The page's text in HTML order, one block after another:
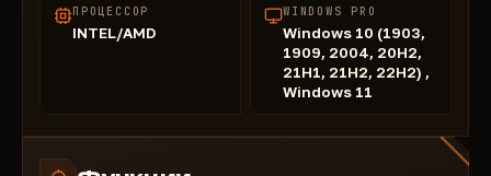
ПРОЦЕССОР
INTEL/AMD
WINDOWS PRO
Windows 10 (1903,
1909, 2004, 20H2,
21H1, 21H2, 22H2) ,
Windows 11